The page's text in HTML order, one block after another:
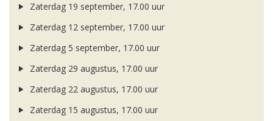
Zaterdag 19 september, 17.00 uur
Zaterdag 12 september, 17.00 uur
Zaterdag 5 september, 17.00 uur
Zaterdag 29 augustus, 17.00 uur
Zaterdag 22 augustus, 17.00 uur
Zaterdag 15 augustus, 17.00 uur